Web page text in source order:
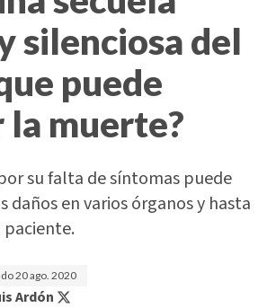
silenciosa del
puede
la muerte?
su falta de síntomas puede
daños en varios órganos y hasta
20 ago. 2020
Ardón